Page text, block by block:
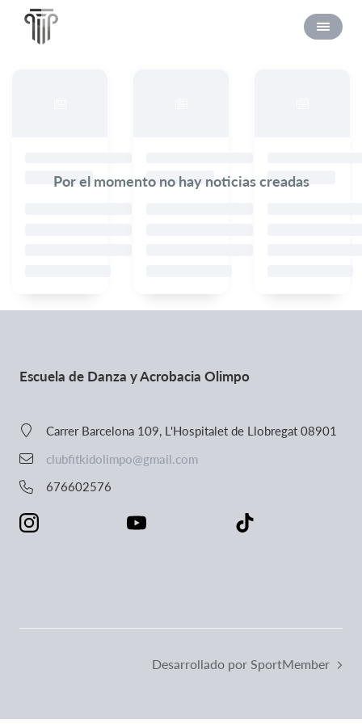
Por el momento no hay noticias creadas
Escuela de Danza y Acrobacia Olimpo
Carrer Barcelona 109, L'Hospitalet de Llobregat 08901
clubfitkidolimpo@gmail.com
676602576
Desarrollado por SportMember